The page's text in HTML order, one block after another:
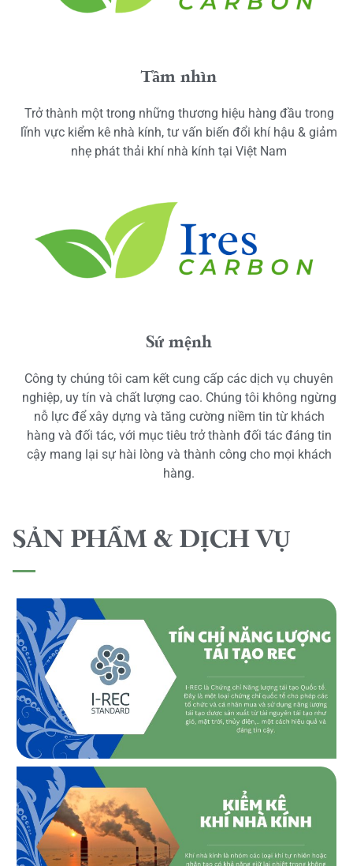
Tầm nhìn
Trở thành một trong những thương hiệu hàng đầu trong
lĩnh vực kiểm kê nhà kính, tư vấn biến đổi khí hậu & giảm
nhẹ phát thải khí nhà kính tại Việt Nam
Sứ mệnh
Công ty chúng tôi cam kết cung cấp các dịch vụ chuyên
nghiệp, uy tín và chất lượng cao. Chúng tôi không ngừng
nỗ lực để xây dựng và tăng cường niềm tin từ khách
hàng và đối tác, với mục tiêu trở thành đối tác đáng tin
cậy mang lại sự hài lòng và thành công cho mọi khách
hàng.
SẢN PHẨM & DỊCH VỤ